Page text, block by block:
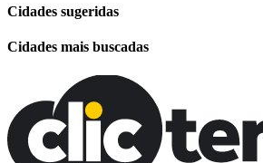
Cidades sugeridas
Cidades mais buscadas